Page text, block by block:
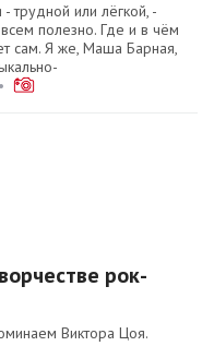
трудной или лёгкой, -
полезно. Где и в чём
сам. Я же, Маша Барная,
•
рок-
Виктора Цоя.